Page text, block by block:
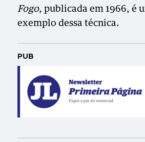
Fogo, publicada em 1966, é
exemplo dessa técnica.
PUB